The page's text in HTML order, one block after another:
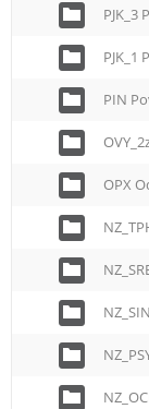
PJK_3
PJK_1
PIN
OPX